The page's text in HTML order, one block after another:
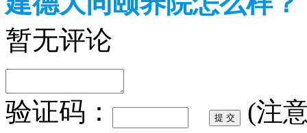
暂无评论
验证码：
(注